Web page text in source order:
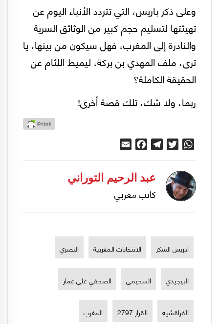
وعلى ذكر باريس، التي تتردد الأنباء اليوم عن
تهيئتها لتسليم حجم كبير من الوثائق السرية
والنادرة إلى المغرب، فهل سيكون من بينها، يا
ترى، ملف المهدي بن بركة، ليميط اللثام عن
الحقيقة الكاملة؟
ربما، ولا شك، تلك قصة أخرى!
WhatsApp
Twitter
Telegram
Facebook
عبد الرحيم التوراني
كاتب مغربي
ادريس الشكر الانتخابات المغربية البصري
البيجيدي السحيمي الصحفي علي عمار
الفراقشية القرار 2797 المغرب